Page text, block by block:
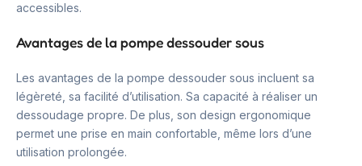
accessibles.
Avantages de la pompe dessouder sous
Les avantages de la pompe dessouder sous incluent sa
légèreté, sa facilité d’utilisation. Sa capacité à réaliser un
dessoudage propre. De plus, son design ergonomique
permet une prise en main confortable, même lors d’une
utilisation prolongée.